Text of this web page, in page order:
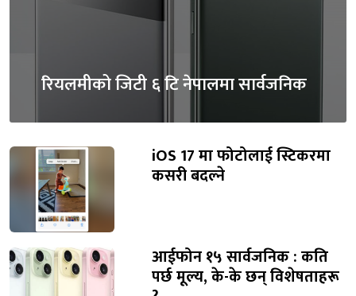
रियलमीको जिटी ६ टि नेपालमा सार्वजनिक
iOS 17 मा फोटोलाई स्टिकरमा
कसरी बदल्ने
आईफोन १५ सार्वजनिक : कति
पर्छ मूल्य, के-के छन् विशेषताहरू